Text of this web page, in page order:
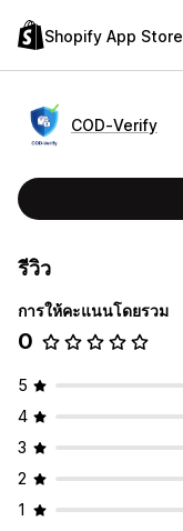
Shopify App Store
COD‑Verify
รีวิว
การให้คะแนนโดยรวม
0
5
4
3
2
1